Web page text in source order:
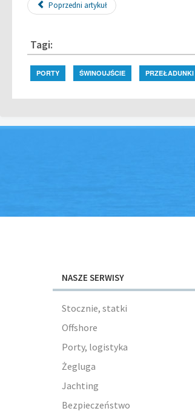
Poprzedni artykuł
Tagi:
PORTY ŚWINOUJŚCIE PRZEŁADUNKI
NASZE SERWISY
Stocznie, statki
Offshore
Porty, logistyka
Żegluga
Jachting
Bezpieczeństwo